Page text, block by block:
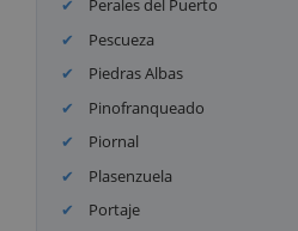
Perales del Puerto
Pescueza
Piedras Albas
Pinofranqueado
Piornal
Plasenzuela
Portaje